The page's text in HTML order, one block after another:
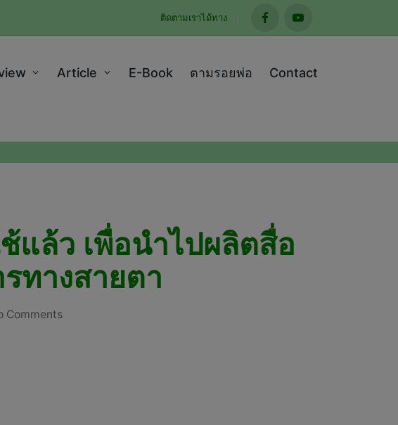
ติดตามเราได้ทาง
facebookyoutube
Article E-Book ตามรอยพ่อ Contact
แล้ว เพื่อนำไปผลิตสื่อ
ทางสายตา
Comments